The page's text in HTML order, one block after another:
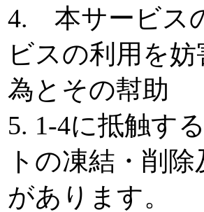
4. 本サービス
ビスの利用を
為とその幇助
5. 1-4に抵触す
トの凍結・削
があります。